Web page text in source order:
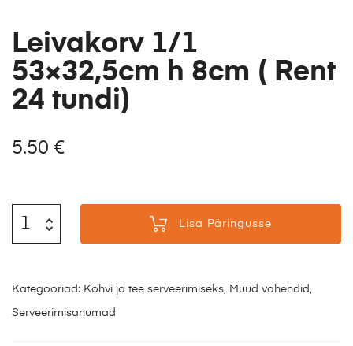
Leivakorv 1/1
53×32,5cm h 8cm ( Rent
24 tundi)
5.50 €
Lisa Päringusse
Kategooriad: Kohvi ja tee serveerimiseks, Muud vahendid ,
Serveerimisanumad